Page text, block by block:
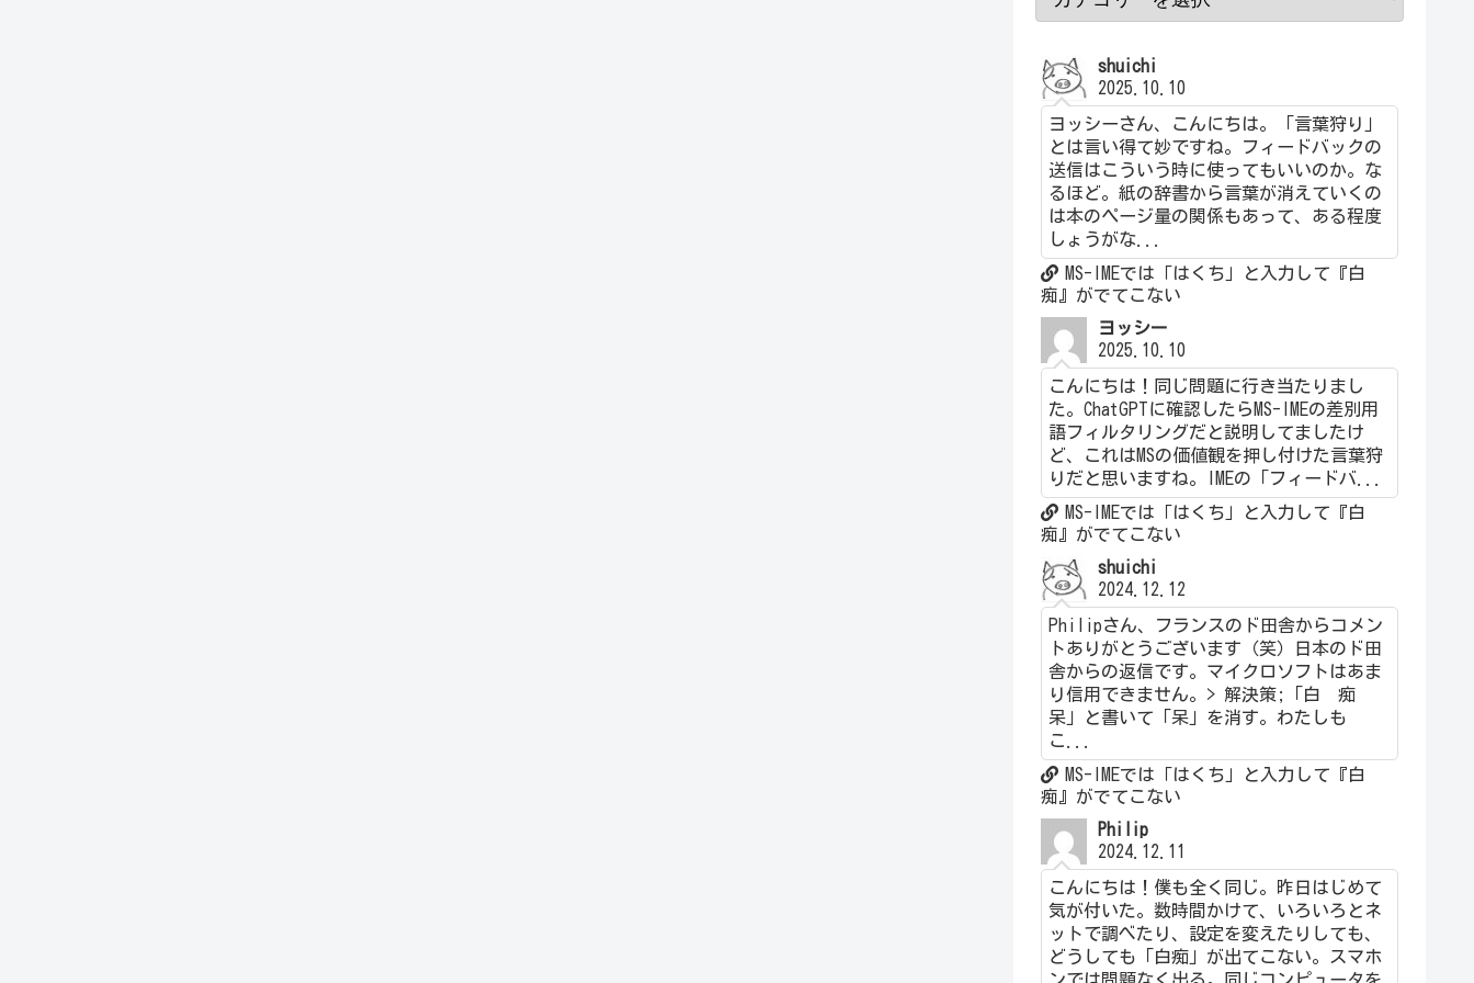
shuichi
2025.10.10
ヨッシーさん、こんにちは。「言葉狩り」
とは言い得て妙ですね。フィードバックの
送信はこういう時に使ってもいいのか。な
るほど。紙の辞書から言葉が消えていくの
は本のページ量の関係もあって、ある程度
しょうがな...
MS-IMEでは「はくち」と入力して『白
痴』がでてこない
ヨッシー
2025.10.10
こんにちは！同じ問題に行き当たりまし
た。ChatGPTに確認したらMS-IMEの差別用
語フィルタリングだと説明してましたけ
ど、これはMSの価値観を押し付けた言葉狩
りだと思いますね。IMEの「フィードバ...
MS-IMEでは「はくち」と入力して『白
痴』がでてこない
shuichi
2024.12.12
Philipさん、フランスのド田舎からコメン
トありがとうございます（笑）日本のド田
舎からの返信です。マイクロソフトはあま
り信用できません。> 解決策;「白 痴
呆」と書いて「呆」を消す。わたしも
こ...
MS-IMEでは「はくち」と入力して『白
痴』がでてこない
Philip
2024.12.11
こんにちは！僕も全く同じ。昨日はじめて
気が付いた。数時間かけて、いろいろとネ
ットで調べたり、設定を変えたりしても、
どうしても「白痴」が出てこない。スマホ